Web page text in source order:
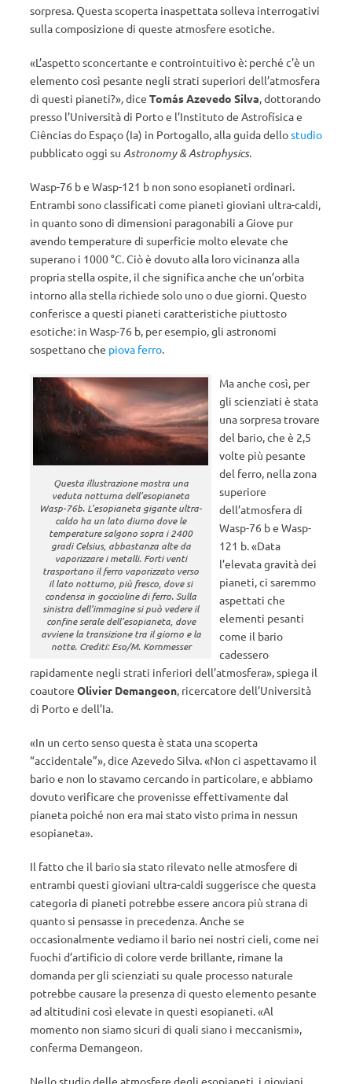
sorpresa. Questa scoperta inaspettata solleva interrogativi
sulla composizione di queste atmosfere esotiche.
«L’aspetto sconcertante e controintuitivo è: perché c’è un
elemento così pesante negli strati superiori dell’atmosfera
di questi pianeti?»,dice Tomás Azevedo Silva, dottorando
presso l’Università di Porto e l’Instituto de Astrofísica e
Ciências do Espaço (Ia) in Portogallo, alla guida dellostudio
pubblicato oggi su Astronomy & Astrophysics.
Wasp-76 b e Wasp-121 b non sono esopianeti ordinari.
Entrambi sono classificati come pianeti gioviani ultra-caldi,
in quanto sono di dimensioni paragonabili a Giove pur
avendo temperature di superficie molto elevate che
superano i 1000 °C. Ciò è dovuto alla loro vicinanza alla
propria stella ospite, il che significa anche che un’orbita
intorno alla stella richiede solo uno o due giorni. Questo
conferisce a questi pianeti caratteristiche piuttosto
esotiche: in Wasp-76 b, per esempio, gli astronomi
sospettano che piova ferro.
Questa illustrazione mostra una
veduta notturna dell’esopianeta
Wasp-76b. L’esopianeta gigante ultra-
caldo ha un lato diurno dove le
temperature salgono sopra i 2400
gradi Celsius, abbastanza alte da
vaporizzare i metalli. Forti venti
trasportano il ferro vaporizzato verso
il lato notturno, più fresco, dove si
condensa in goccioline di ferro. Sulla
sinistra dell’immagine si può vedere il
confine serale dell’esopianeta, dove
avviene la transizione tra il giorno e la
notte. Crediti: Eso/M. Kornmesser
Ma anche così, per
gli scienziati è stata
una sorpresa trovare
del bario, che è 2,5
volte più pesante
del ferro, nella zona
superiore
dell’atmosfera di
Wasp-76 b e Wasp-
121 b. «Data
l’elevata gravità dei
pianeti, ci saremmo
aspettati che
elementi pesanti
come il bario
cadessero
rapidamente negli strati inferiori dell’atmosfera», spiega il
coautore Olivier Demangeon, ricercatore dell’Università
di Porto e dell’Ia.
«In un certo senso questa è stata una scoperta
“accidentale”», dice Azevedo Silva. «Non ci aspettavamo il
bario e non lo stavamo cercando in particolare, e abbiamo
dovuto verificare che provenisse effettivamente dal
pianeta poiché non era mai stato visto prima in nessun
esopianeta».
Il fatto che il bario sia stato rilevato nelle atmosfere di
entrambi questi gioviani ultra-caldi suggerisce che questa
categoria di pianeti potrebbe essere ancora più strana di
quanto si pensasse in precedenza. Anche se
occasionalmente vediamo il bario nei nostri cieli, come nei
fuochi d’artificio di colore verde brillante, rimane la
domanda per gli scienziati su quale processo naturale
potrebbe causare la presenza di questo elemento pesante
ad altitudini così elevate in questi esopianeti. «Al
momento non siamo sicuri di quali siano i meccanismi»,
conferma Demangeon.
Nello studio delle atmosfere degli esopianeti, i gioviani